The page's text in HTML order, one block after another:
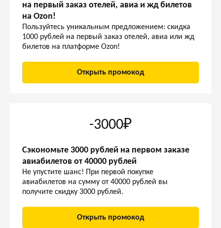
на первый заказ отелей, авиа и жд билетов
на Ozon!
Пользуйтесь уникальным предложением: скидка
1000 рублей на первый заказ отелей, авиа или жд
билетов на платформе Ozon!
Открыть промокод
-3000₽
Сэкономьте 3000 рублей на первом заказе
авиабилетов от 40000 рублей
Не упустите шанс! При первой покупке
авиабилетов на сумму от 40000 рублей вы
получите скидку 3000 рублей.
Открыть промокод